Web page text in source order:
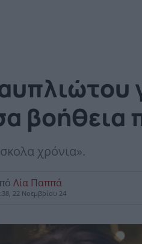
βοήθεια
χρόνια».
Λία Παππά
22 Νοεμβρίου 24